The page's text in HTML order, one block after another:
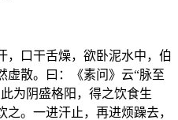
，口干舌燥，欲卧泥水中，伯
虚散。曰：《素问》云“脉至
为阴盛格阳，得之饮食生
。一进汗止，再进烦躁去，